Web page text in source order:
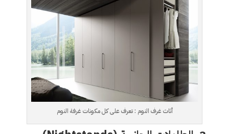
أثاث غرف النوم : تعرف على كل مكونات غرفة النوم